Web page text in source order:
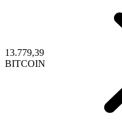
13.779,39
BITCOIN